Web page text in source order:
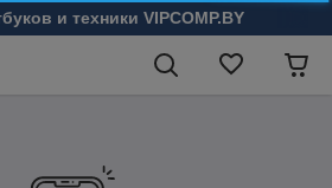
и техники VIPCOMP.BY